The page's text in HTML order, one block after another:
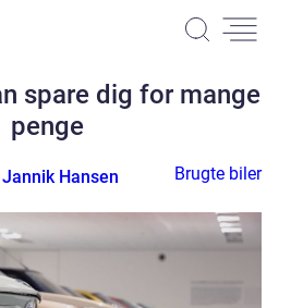
spare dig for mange
penge
Jannik Hansen Brugte biler